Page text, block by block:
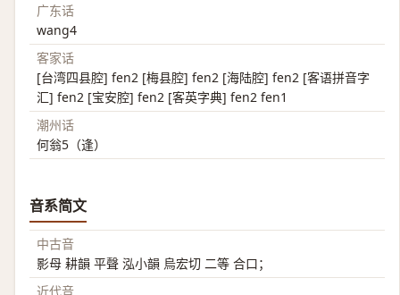
广东话
wang4
客家话
[台湾四县腔] fen2 [梅县腔] fen2 [海陆腔] fen2 [客语拼音字
汇] fen2 [宝安腔] fen2 [客英字典] fen2 fen1
潮州话
何翁5（逢）
音系简文
中古音
影母 耕韻 平聲 泓小韻 烏宏切 二等 合口；
近代音